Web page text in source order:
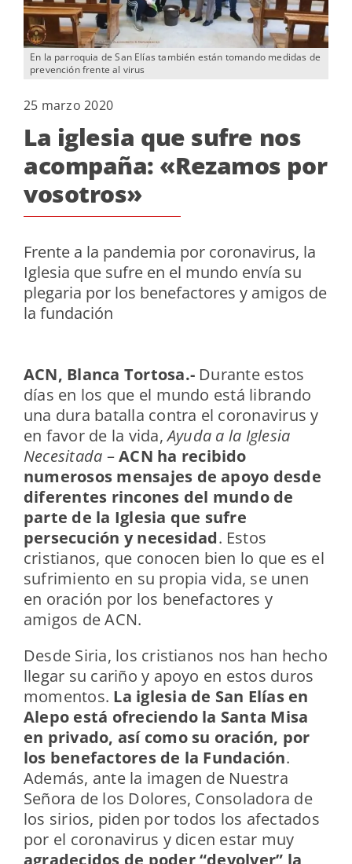
En la parroquia de San Elías también están tomando medidas de
prevención frente al virus
25 marzo 2020
La iglesia que sufre nos
acompaña: «Rezamos por
vosotros»
Frente a la pandemia por coronavirus, la
Iglesia que sufre en el mundo envía su
plegaria por los benefactores y amigos de
la fundación
ACN, Blanca Tortosa.- Durante estos
días en los que el mundo está librando
una dura batalla contra el coronavirus y
en favor de la vida,Ayuda a la Iglesia
Necesitada –ACN ha recibido
numerosos mensajes de apoyo desde
diferentes rincones del mundo de
parte de la Iglesia que sufre
persecución y necesidad. Estos
cristianos, que conocen bien lo que es el
sufrimiento en su propia vida, se unen
en oración por los benefactores y
amigos de ACN.
Desde Siria, los cristianos nos han hecho
llegar su cariño y apoyo en estos duros
momentos. La iglesia de San Elías en
Alepo está ofreciendo la Santa Misa
en privado, así como su oración, por
los benefactores de la Fundación.
Además, ante la imagen de Nuestra
Señora de los Dolores, Consoladora de
los sirios, piden por todos los afectados
por el coronavirus y dicen estar muy